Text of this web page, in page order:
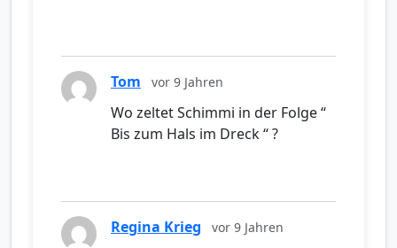
Tom vor 9 Jahren
Wo zeltet Schimmi in der Folge “
Bis zum Hals im Dreck “ ?
Regina Krieg vor 9 Jahren